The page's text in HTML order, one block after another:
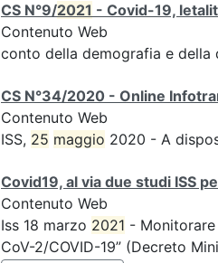
CS N°9/2021 - Covid-19,
Contenuto Web
conto della demografia e della
CS N°34/2020 - Online
Contenuto Web
ISS, 25 maggio 2020 - A
Covid19, al via due studi ISS
Contenuto Web
Iss 18 marzo 2021 -
CoV-2/COVID-19” (Decreto